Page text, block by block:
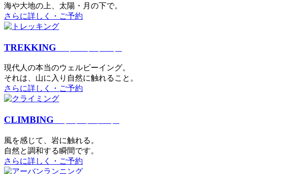
海や大地の上、太陽・⽉の下で。
さらに詳しく・ご予約
TREKKING
現代⼈の本当のウェルビーイング。
それは、⼭に⼊り⾃然に触れること。
さらに詳しく・ご予約
CLIMBING
⾵を感じて、岩に触れる。
⾃然と調和する瞬間です。
さらに詳しく・ご予約